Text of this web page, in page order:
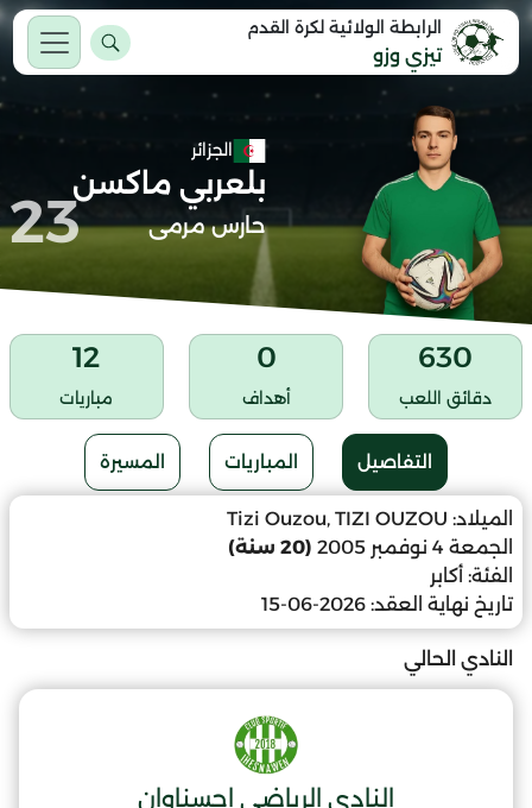
الرابطة الولائية لكرة القدم
تيزي وزو
الجزائر
بلعربي ماكسن
حارس مرمى 23
630
دقائق اللعب
0
أهداف
12
مباريات
التفاصيل المباريات المسيرة
الميلاد: Tizi Ouzou, TIZI OUZOU
الجمعة 4 نوفمبر 2005
(20 سنة)
الفئة: أكابر
تاريخ نهاية العقد: 2026-06-15
النادي الحالي
النادي الرياضي احسناوان